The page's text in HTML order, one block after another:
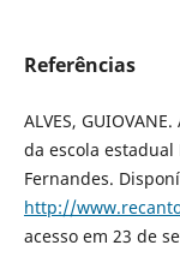
Referências
ALVES,
da escola
Fernandes.
http://
acesso em 23 de